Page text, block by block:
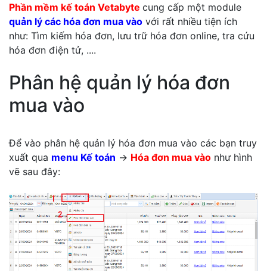
Phần mềm kế toán Vetabyte cung cấp một module
quản lý các hóa đơn mua vào với rất nhiều tiện ích
như: Tìm kiếm hóa đơn, lưu trữ hóa đơn online, tra cứu
hóa đơn điện tử, ....
Phân hệ quản lý hóa đơn
mua vào
Để vào phân hệ quản lý hóa đơn mua vào các bạn truy
xuất qua menu Kế toán -> Hóa đơn mua vào như hình
vẽ sau đây: